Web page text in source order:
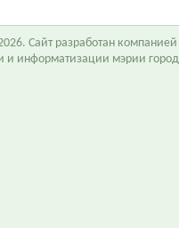
Сайт разработан компанией
и информатизации мэрии